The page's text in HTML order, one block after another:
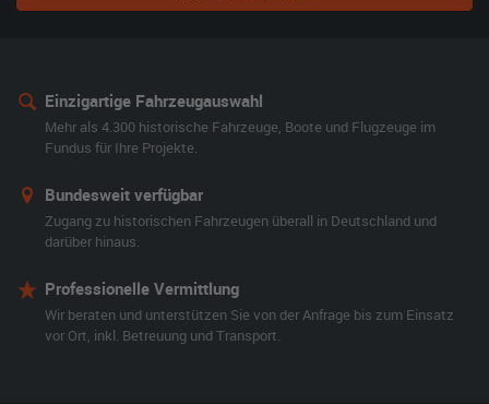
Einzigartige Fahrzeugauswahl
Mehr als 4.300 historische Fahrzeuge, Boote und Flugzeuge im
Fundus für Ihre Projekte.
Bundesweit verfügbar
Zugang zu historischen Fahrzeugen überall in Deutschland und
darüber hinaus.
Professionelle Vermittlung
Wir beraten und unterstützen Sie von der Anfrage bis zum Einsatz
vor Ort, inkl. Betreuung und Transport.